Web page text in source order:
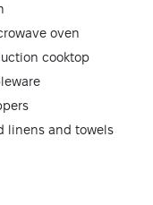
oven
cooktop
linens and towels